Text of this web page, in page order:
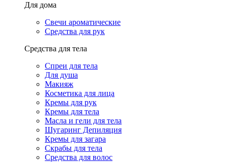
Для дома
Свечи ароматические
Средства для рук
Средства для тела
Спреи для тела
Для душа
Макияж
Косметика для лица
Кремы для рук
Кремы для тела
Масла и гели для тела
Шугаринг Депиляция
Кремы для загара
Скрабы для тела
Средства для волос